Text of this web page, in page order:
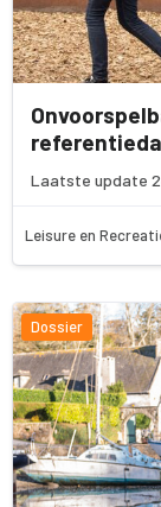
Laatste update
Leisure en
Dossier